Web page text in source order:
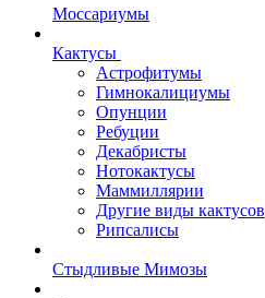
Моссариумы
Кактусы
Астрофитумы
Гимнокалициумы
Опунции
Ребуции
Декабристы
Нотокактусы
Маммиллярии
Другие виды кактусов
Рипсалисы
Стыдливые Мимозы